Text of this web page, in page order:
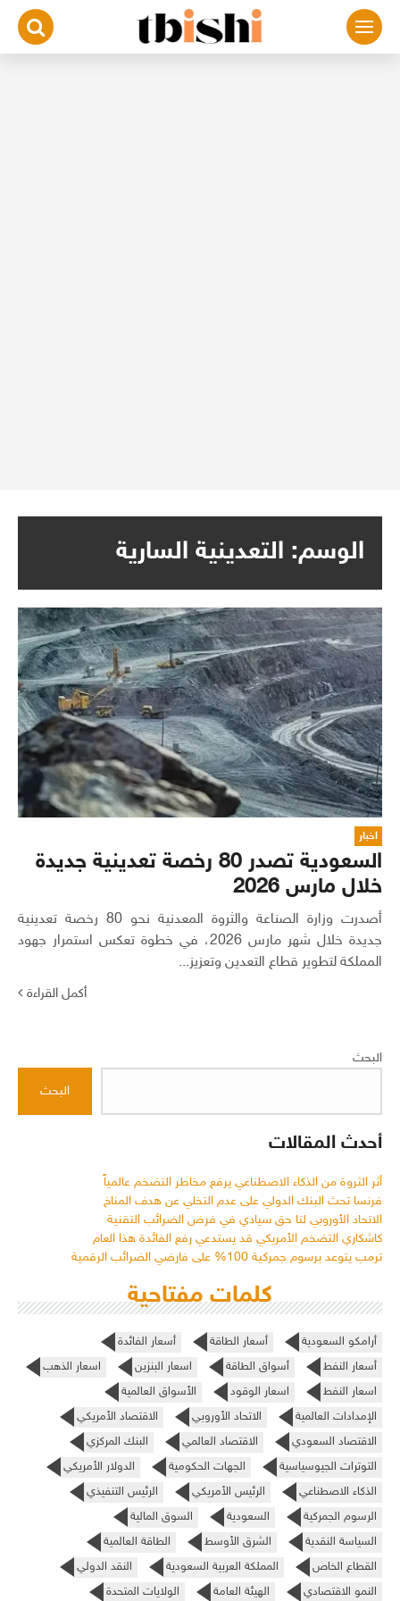
التجاوز
المحتوى
الوسم: التعدينية السارية
اخبار
السعودية تصدر 80 رخصة تعدينية جديدة
خلال مارس 2026
أصدرت وزارة الصناعة والثروة المعدنية نحو 80 رخصة تعدينية
جديدة خلال شهر مارس 2026، في خطوة تعكس استمرار جهود
المملكة لتطوير قطاع التعدين وتعزيز...
أكمل القراءة
البحث
البحث
أحدث المقالات
أثر الثروة من الذكاء الاصطناعي يرفع مخاطر التضخم عالمياً
فرنسا تحث البنك الدولي على عدم التخلي عن هدف المناخ
الاتحاد الأوروبي لنا حق سيادي في فرض الضرائب التقنية
كاشكاري التضخم الأمريكي قد يستدعي رفع الفائدة هذا العام
ترمب يتوعد برسوم جمركية 100% على فارضي الضرائب الرقمية
كلمات مفتاحية
أرامكو السعودية أسعار الطاقة
أسعار الفائدة
أسعار النفط
أسواق الطاقة اسعار البنزين
اسعار الذهب
اسعار النفط
اسعار الوقود
الأسواق العالمية
الإمدادات العالمية
الاتحاد الأوروبي
الاقتصاد الأمريكي
الاقتصاد السعودي
الاقتصاد العالمي
البنك المركزي
التوترات الجيوسياسية
الجهات الحكومية
الدولار الأمريكي
الذكاء الاصطناعي
الرئيس الأمريكي
الرئيس التنفيذي
الرسوم الجمركية
السعودية
السوق المالية
السياسة النقدية
الشرق الأوسط
الطاقة العالمية
القطاع الخاص
المملكة العربية السعودية
النقد الدولي
النمو الاقتصادي
الهيئة العامة الولايات المتحدة